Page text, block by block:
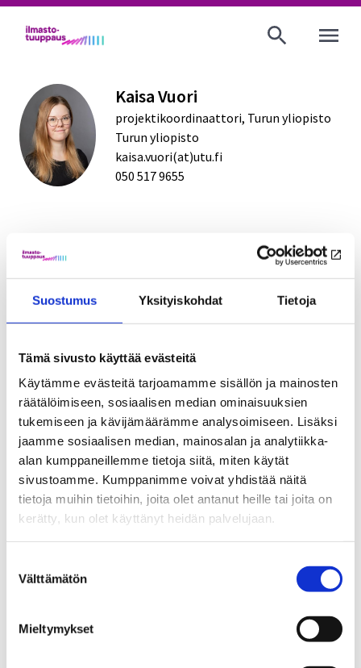
Suostumus Yksityiskohdat Tietoja
Tämä sivusto käyttää evästeitä
Käytämme evästeitä tarjoamamme sisällön ja mainosten
räätälöimiseen, sosiaalisen median ominaisuuksien
tukemiseen ja kävijämäärämme analysoimiseen. Lisäksi
jaamme sosiaalisen median, mainosalan ja analytiikka-
alan kumppaneillemme tietoja siitä, miten käytät
sivustoamme. Kumppanimme voivat yhdistää näitä
tietoja muihin tietoihin, joita olet antanut heille tai joita on
kerätty, kun olet käyttänyt heidän palvelujaan.
valinta
Välttämätön
Mieltymykset
Kaisa Vuori
projektikoordinaattori, Turun yliopisto
Turun yliopisto
kaisa.vuori(at)utu.fi
050 517 9655
Kirjoittajan blogeja
Avoin työpaikka: Tutkijatohtori
5.7.2023
Ajankohtaista
Etsimme uutta tutkijatohtoria mukaan hankkeeseemme.
Lue lisää työpaikasta täältä.
Lue lisääAvoin
työpaikka:
Tutkijatohtori
Behavioural climate policy: Bringing
Ajankohtaista